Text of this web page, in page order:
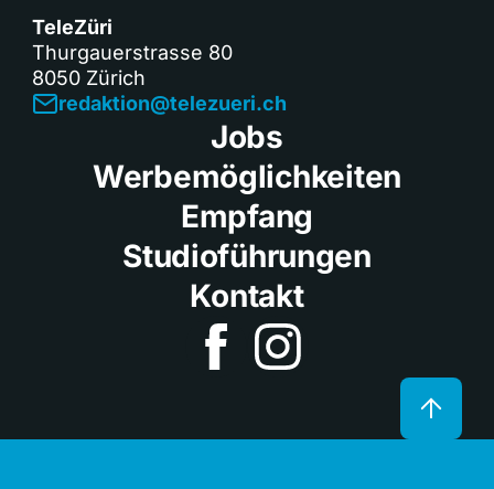
TeleZüri
Thurgauerstrasse 80
8050 Zürich
redaktion@telezueri.ch
Jobs
Werbemöglichkeiten
Empfang
Studioführungen
Kontakt